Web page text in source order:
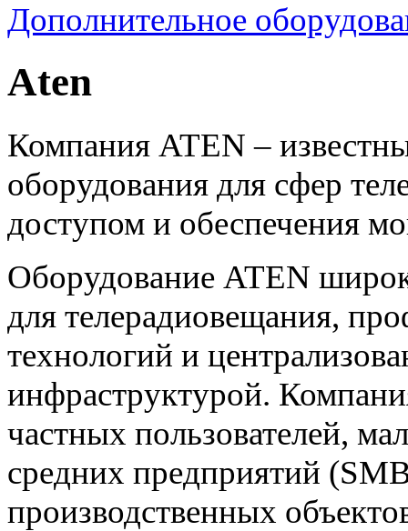
Дополнительное
Aten
Компания ATEN –
оборудования для сфер
доступом и обеспечения
Оборудование ATEN
для телерадиовещания,
технологий и
инфраструктурой.
частных пользователей,
средних предприятий
производственных